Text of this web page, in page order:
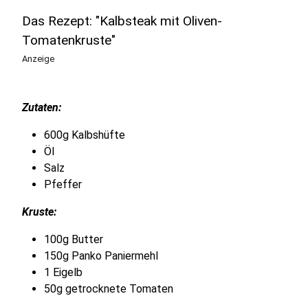
Das Rezept: "Kalbsteak mit Oliven-
Tomatenkruste"
Anzeige
Zutaten:
600g Kalbshüfte
Öl
Salz
Pfeffer
Kruste:
100g Butter
150g Panko Paniermehl
1 Eigelb
50g getrocknete Tomaten